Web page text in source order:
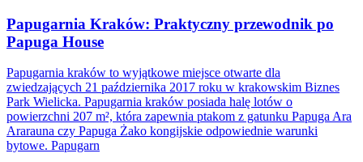
Papugarnia Kraków: Praktyczny przewodnik po
Papuga House
Papugarnia kraków to wyjątkowe miejsce otwarte dla
zwiedzających 21 października 2017 roku w krakowskim Biznes
Park Wielicka. Papugarnia kraków posiada halę lotów o
powierzchni 207 m², która zapewnia ptakom z gatunku Papuga Ara
Ararauna czy Papuga Żako kongijskie odpowiednie warunki
bytowe. Papugarn